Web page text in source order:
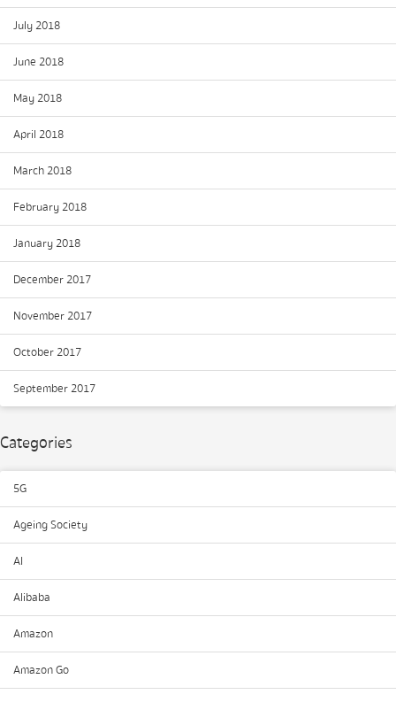
July 2018
June 2018
May 2018
April 2018
March 2018
February 2018
January 2018
December 2017
November 2017
October 2017
September 2017
Categories
5G
Ageing Society
AI
Alibaba
Amazon
Amazon Go